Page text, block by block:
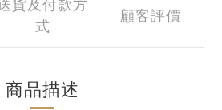
貨及付款方
式
顧客評價
商品描述